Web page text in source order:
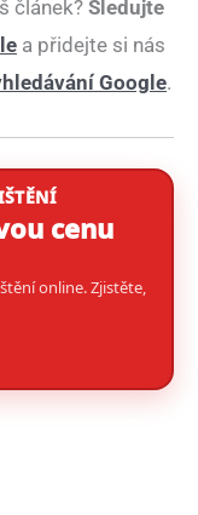
článek? Sledujte
a přidejte si nás
Google.
cenu
online. Zjistěte,